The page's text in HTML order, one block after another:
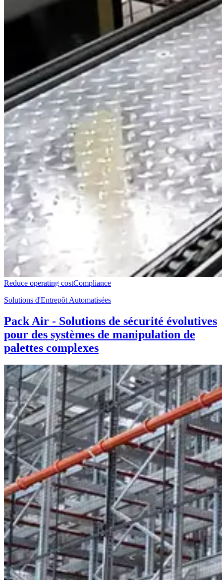
Reduce operating costCompliance
Solutions d'Entrepôt Automatisées
Pack Air - Solutions de sécurité évolutives
pour des systèmes de manipulation de
palettes complexes